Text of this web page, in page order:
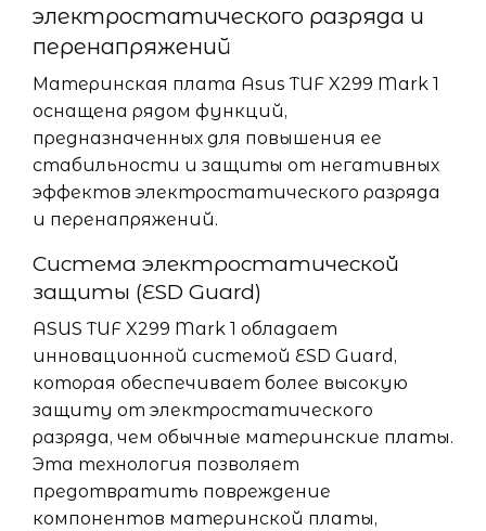
электростатического разряда и
перенапряжений
Материнская плата Asus TUF X299 Mark 1
оснащена рядом функций,
предназначенных для повышения ее
стабильности и защиты от негативных
эффектов электростатического разряда
и перенапряжений.
Система электростатической
защиты (ESD Guard)
ASUS TUF X299 Mark 1 обладает
инновационной системой ESD Guard,
которая обеспечивает более высокую
защиту от электростатического
разряда, чем обычные материнские платы.
Эта технология позволяет
предотвратить повреждение
компонентов материнской платы,